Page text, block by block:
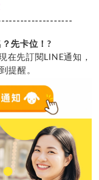
先卡位！?
在先訂閱LINE通知，
提醒。